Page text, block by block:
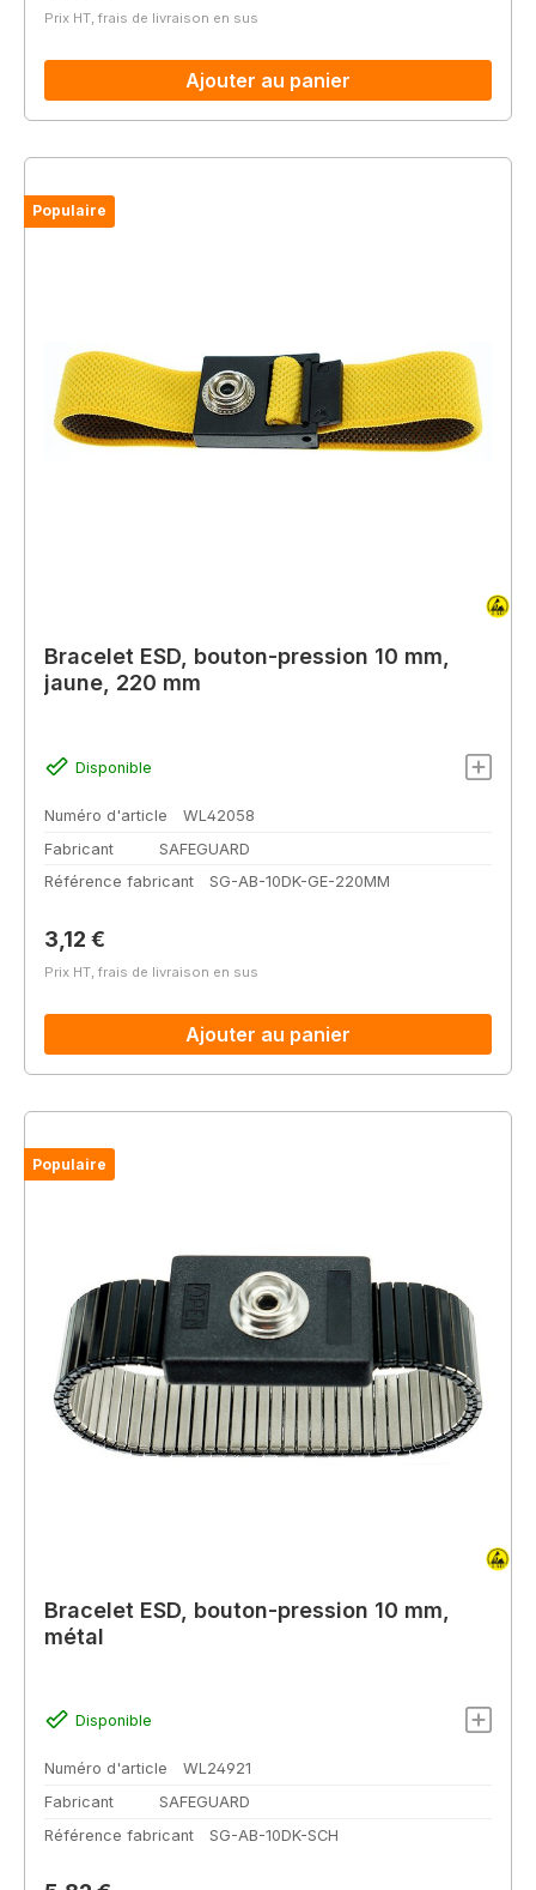
Prix HT, frais de livraison en sus
Ajouter au panier
Populaire
Bracelet ESD, bouton-pression 10 mm,
jaune, 220 mm
Disponible
Numéro d'article
WL42058
Fabricant
SAFEGUARD
Référence fabricant
SG-AB-10DK-GE-220MM
Prix régulier :
3,12 €
Prix HT, frais de livraison en sus
Ajouter au panier
Populaire
Bracelet ESD, bouton-pression 10 mm,
métal
Disponible
Numéro d'article
WL24921
Fabricant
SAFEGUARD
Référence fabricant
SG-AB-10DK-SCH